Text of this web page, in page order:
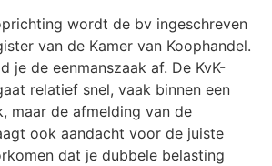
wordt de bv ingeschreven
van de Kamer van Koophandel.
je de eenmanszaak af. De KvK-
relatief snel, vaak binnen een
maar de afmelding van de
ook aandacht voor de juiste
dat je dubbele belasting